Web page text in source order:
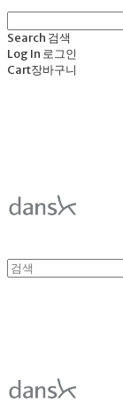
Search 검색
Log In 로그인
Cart장바구니